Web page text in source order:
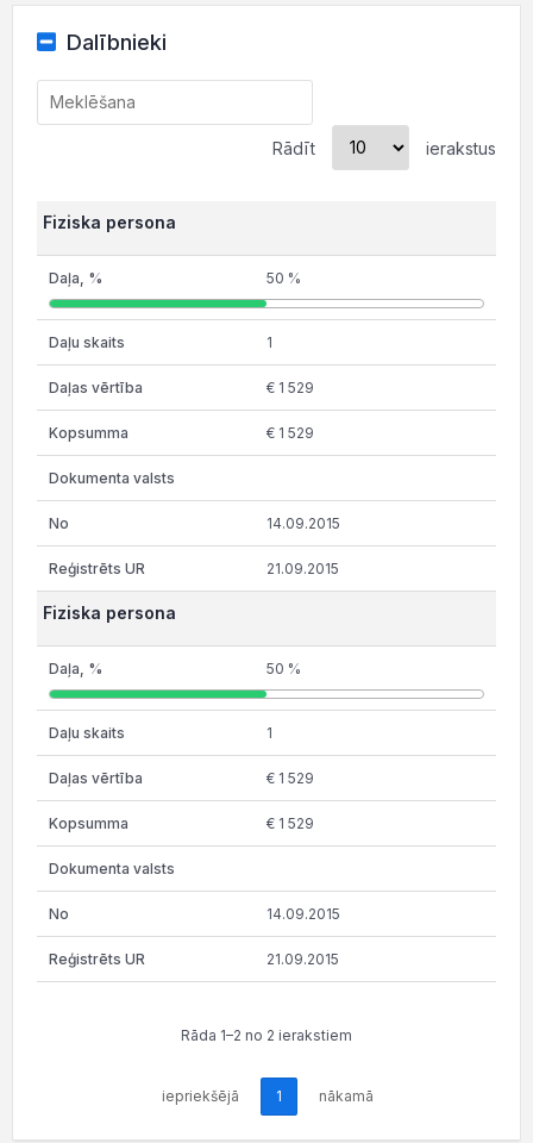
Dalībnieki
Rādīt ierakstus
Fiziska persona
50 %
1
€ 1 529
€ 1 529
14.09.2015
21.09.2015
Fiziska persona
50 %
1
€ 1 529
€ 1 529
14.09.2015
21.09.2015
Rāda 1–2 no 2 ierakstiem
iepriekšējā 1 nākamā